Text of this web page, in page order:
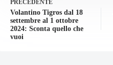
PRECEDENTE
Volantino Tigros dal 18
settembre al 1 ottobre
2024: Sconta quello che
vuoi